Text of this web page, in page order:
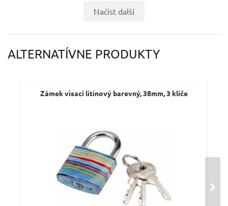
Načíst další
ALTERNATÍVNE PRODUKTY
Zámek visací litinový barevný, 38mm, 3 klíče